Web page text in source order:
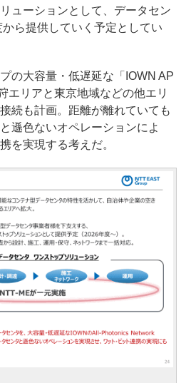
ューションとして、データセン
ら提供していく予定としてい
の大容量・低遅延な「IOWN AP
エリアと東京地域などの他エリ
続も計画。距離が離れていても
遜色ないオペレーションによ
を実現する考えだ。